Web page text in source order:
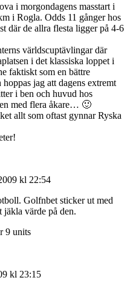
i morgondagens masstart i
i Rogla. Odds 11 gånger hos
där de allra flesta ligger på 4-6
världscuptävlingar där
i det klassiska loppet i
faktiskt som en bättre
jag att dagens extremt
i ben och huvud hos
med flera åkare… 🙂
allt som oftast gynnar Ryska
kl 22:54
Golfnbet sticker ut med
jäkla värde på den.
9 units
kl 23:15